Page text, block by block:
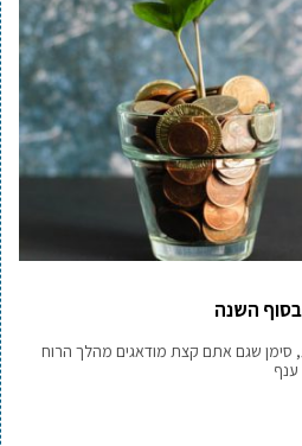
שגם אתם קצת מודאגים מהלך הרוח